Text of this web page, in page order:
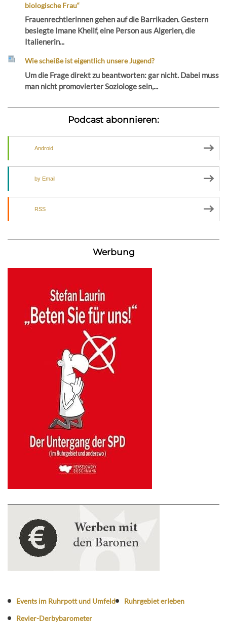
biologische Frau“
Frauenrechtlerinnen gehen auf die Barrikaden. Gestern
besiegte Imane Khelif, eine Person aus Algerien, die
Italienerin...
Wie scheiße ist eigentlich unsere Jugend?
Um die Frage direkt zu beantworten: gar nicht. Dabei muss
man nicht promovierter Soziologe sein,...
Podcast abonnieren:
Android
by Email
RSS
Werbung
Events im Ruhrpott und Umfeld
Ruhrgebiet erleben
Revier-Derbybarometer